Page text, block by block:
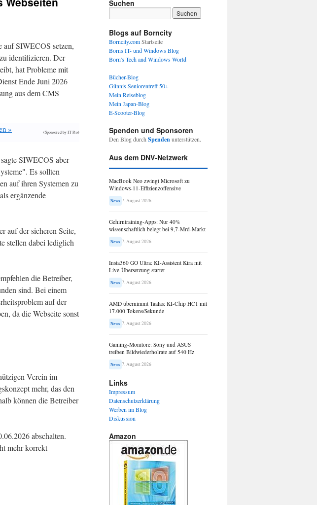
auf SIWECOS setzen,
identifizieren. Der
hat Probleme mit
Ende Juni 2026
aus dem CMS
» (Sponsored by IT Pro)
SIWECOS aber
Es sollten
auf ihren Systemen zu
ergänzende
auf der sicheren Seite,
stellen dabei lediglich
die Betreiber,
sind. Bei einem
auf der
da die Webseite sonst
Verein im
mehr, das den
können die Betreiber
abschalten.
mehr korrekt
Suchen
Blogs auf Borncity
Borncity.comStartseite
Borns IT- und Windows Blog
Born's Tech and Windows World
Bücher-Blog
Günnis Seniorentreff 50+
Mein Reiseblog
Mein Japan-Blog
E-Scooter-Blog
Spenden und Sponsoren
Den Blog durch Spendenunterstützen.
Aus dem DNV-Netzwerk
MacBook Neo zwingt Microsoft zu
Windows-11-Effizienzoffensive
News 7. August 2026
Gehirntraining-Apps: Nur 40%
wissenschaftlich belegt bei 9,7-Mrd-Markt
News 7. August 2026
Insta360 GO Ultra: KI-Assistent Kira mit
Live-Übersetzung startet
News 7. August 2026
AMD übernimmt Taalas: KI-Chip HC1 mit
17.000 Tokens/Sekunde
News 7. August 2026
Gaming-Monitore: Sony und ASUS
treiben Bildwiederholrate auf 540 Hz
News 7. August 2026
Links
Impressum
Datenschutzerklärung
Werben im Blog
Diskussion
Amazon